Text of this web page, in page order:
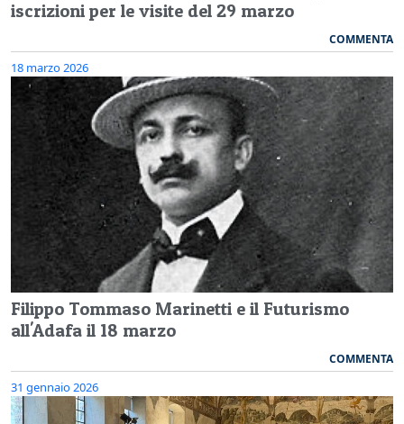
iscrizioni per le visite del 29 marzo
COMMENTA
18 marzo 2026
Filippo Tommaso Marinetti e il Futurismo
all'Adafa il 18 marzo
COMMENTA
31 gennaio 2026